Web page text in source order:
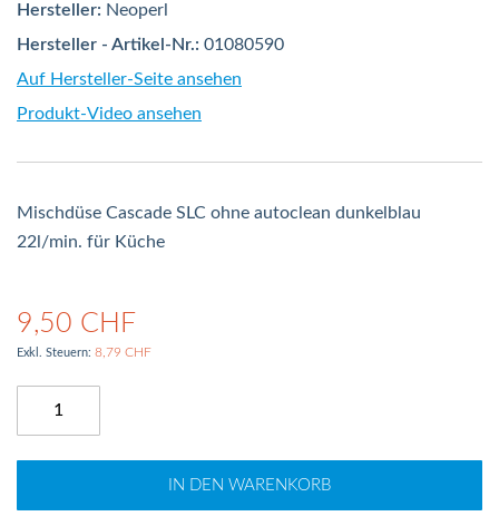
Hersteller: Neoperl
Hersteller - Artikel-Nr.: 01080590
Auf Hersteller-Seite ansehen
Produkt-Video ansehen
Mischdüse Cascade SLC ohne autoclean dunkelblau
22l/min. für Küche
9,50 CHF
8,79 CHF
IN DEN WARENKORB